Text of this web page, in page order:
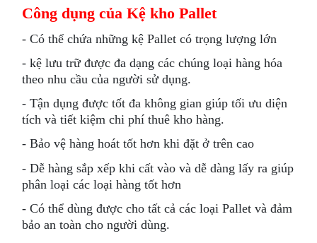
Công dụng của Kệ kho Pallet
- Có thể chứa những kệ Pallet có trọng lượng lớn
- kệ lưu trữ được đa dạng các chúng loại hàng hóa
theo nhu cầu của người sử dụng.
- Tận dụng được tốt đa không gian giúp tối ưu diện
tích và tiết kiệm chi phí thuê kho hàng.
- Bảo vệ hàng hoát tốt hơn khi đặt ở trên cao
- Dễ hàng sắp xếp khi cất vào và dễ dàng lấy ra giúp
phân loại các loại hàng tốt hơn
- Có thể dùng được cho tất cả các loại Pallet và đảm
bảo an toàn cho người dùng.